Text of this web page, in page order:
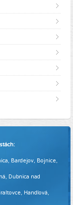
Bardejov, Bojnice,
Dubnica nad
Handlová,